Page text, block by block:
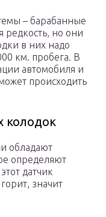
– барабанные
редкость, но они
в них надо
км. пробега. В
автомобиля и
происходить
колодок
обладают
определяют
датчик
значит